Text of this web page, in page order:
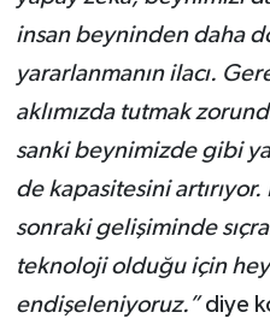
insan beyninden daha
yararlanmanın ilacı.
aklımızda tutmak
sanki beynimizde gibi
de kapasitesini artırıyor.
sonraki gelişiminde
teknoloji olduğu için
endişeleniyoruz.”diye